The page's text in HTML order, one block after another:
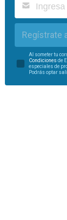
Regístrate
Al someter tu
Condiciones de
especiales de
Podrás optar